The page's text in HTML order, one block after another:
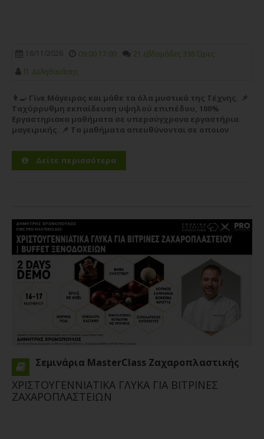
16/11/2026 09:00 17:00
21 εβδομάδες 336 Ώρες
Π. Δεληθανάσης
👨‍🍳 Γίνε Μάγειρας και μάθε τα όλα μυστικά της Τέχνης. 📌
Ταχύρρυθμη εκπαίδευση υψηλού επιπέδου, 100%
Εργαστηριακα μαθήματα σε υπερσύγχρονα εργαστήρια
μαγειρικής. 📌 Τα μαθήματα απευθύνονται σε οποιον
Μαγειρικής Τέχνης...Περισσότερα
Δείτε περισσότερα
Σεμινάρια MasterClass Ζαχαροπλαστικής
ΧΡΙΣΤΟΥΓΕΝΝΙΑΤΙΚΑ ΓΛΥΚΑ ΓΙΑ ΒΙΤΡΙΝΕΣ
ΖΑΧΑΡΟΠΛΑΣΤΕΙΩΝ